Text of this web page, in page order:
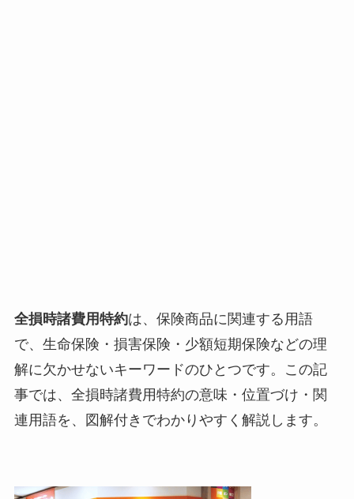
全損時諸費用特約は、保険商品に関連する用語
で、生命保険・損害保険・少額短期保険などの理
解に欠かせないキーワードのひとつです。この記
事では、全損時諸費用特約の意味・位置づけ・関
連用語を、図解付きでわかりやすく解説します。